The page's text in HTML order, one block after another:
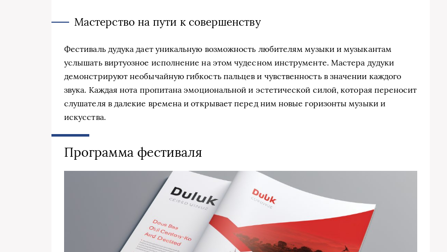
Мастерство на пути к совершенству
Фестиваль дудука дает уникальную возможность любителям музыки и музыкантам
услышать виртуозное исполнение на этом чудесном инструменте. Мастера дудуки
демонстрируют необычайную гибкость пальцев и чувственность в значении каждого
звука. Каждая нота пропитана эмоциональной и эстетической силой, которая переносит
слушателя в далекие времена и открывает перед ним новые горизонты музыки и
искусства.
Программа фестиваля